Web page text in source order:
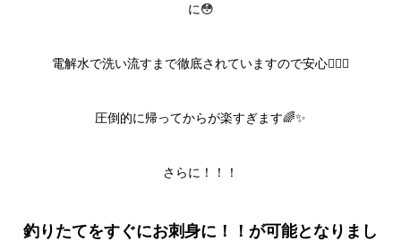
に😳
電解水で洗い流すまで徹底されていますので安心💁‍♂️✨
圧倒的に帰ってからが楽すぎます🌈✨
さらに！！！
釣りたてをすぐにお刺身に！！が可能となりまし